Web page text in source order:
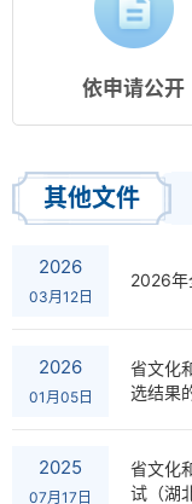
依申请公开
其他文件
2026
03月12日
2026年
2026
01月05日
省文化
选结果
2025
07月17日
省文化
试（湖